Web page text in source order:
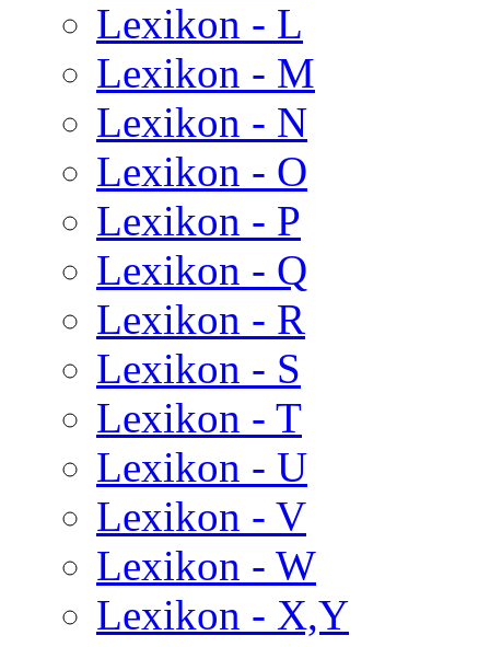
Lexikon - L
Lexikon - M
Lexikon - N
Lexikon - O
Lexikon - P
Lexikon - Q
Lexikon - R
Lexikon - S
Lexikon - T
Lexikon - U
Lexikon - V
Lexikon - W
Lexikon - X,Y